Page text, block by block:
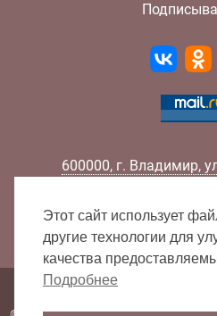
600000, г. Владимир,
Факс:
+7
E-mail:
Этот сайт использует
другие технологии для
качества
Подробнее